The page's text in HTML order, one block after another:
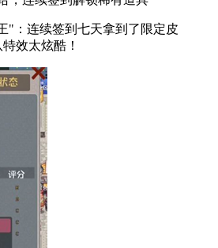
"：连续签到七天拿到了限定皮
效太炫酷！